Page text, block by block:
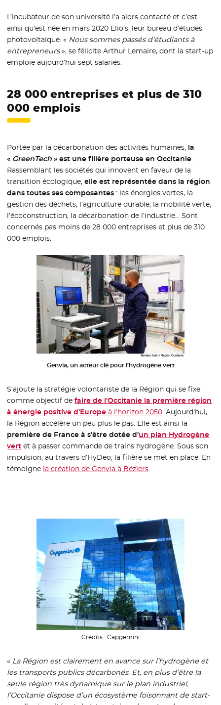
L’incubateur de son université l’a alors contacté et c’est
ainsi qu’est née en mars 2020 Elio’s, leur bureau d’études
photovoltaïque. « Nous sommes passés d’étudiants à
entrepreneurs», se félicite Arthur Lemaire, dont la start-up
emploie aujourd’hui sept salariés.
28 000 entreprises et plus de 310
000 emplois
Portée par la décarbonation des activités humaines, la
« GreenTech » est une filière porteuse en Occitanie.
Rassemblant les sociétés qui innovent en faveur de la
transition écologique,elle est représentée dans la région
dans toutes ses composantes : les énergies vertes, la
gestion des déchets, l’agriculture durable, la mobilité verte,
l’écoconstruction, la décarbonation de l’industrie… Sont
concernés pas moins de 28 000 entreprises et plus de 310
000 emplois.
Genvia, un acteur clé pour l’hydrogène vert
S’ajoute la stratégie volontariste de la Région qui se fixe
comme objectif defaire de l’Occitanie la première région
à énergie positive d’Europe à l’horizon 2050. Aujourd’hui,
la Région accélère un peu plus le pas. Elle est ainsi la
première de France à s’être dotée d’un plan Hydrogène
vert et à passer commande de trains hydrogène. Sous son
impulsion, au travers d’HyDeo, la filière se met en place. En
témoigne la création de Genvia à Béziers.
Crédits : Capgemini
« La Région est clairement en avance sur l’hydrogène et
les transports publics décarbonés. Et, en plus d’être la
seule région très dynamique sur le plan industriel,
l’Occitanie dispose d’un écosystème foisonnant de start-